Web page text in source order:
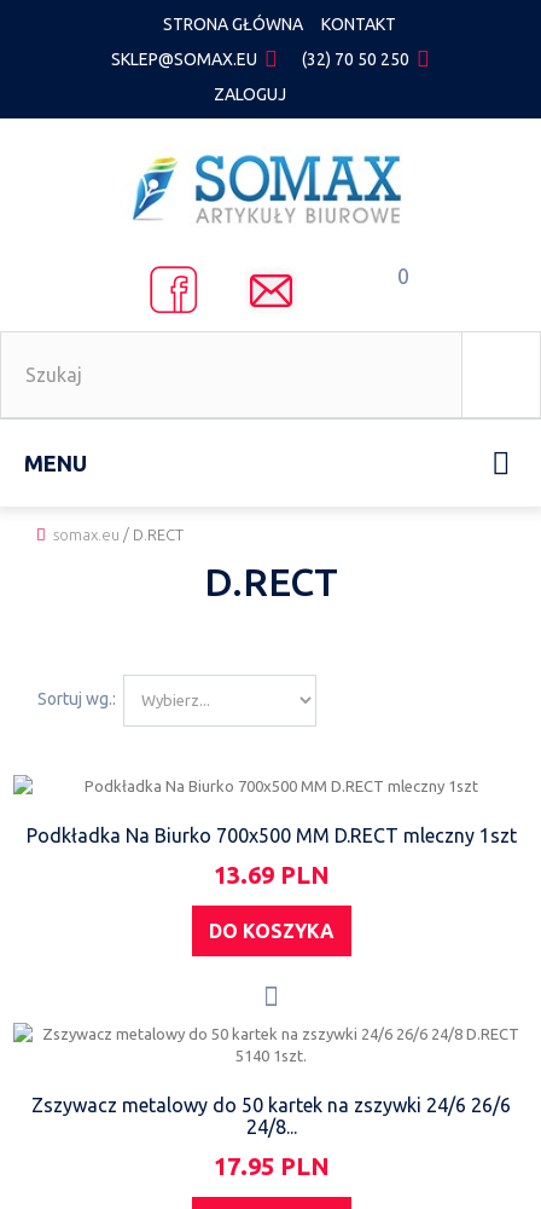
STRONA GŁÓWNA
KONTAKT
SKLEP@SOMAX.EU
(32) 70 50 250
ZALOGUJ
0
MENU
somax.eu / D.RECT
D.RECT
Sortuj wg.:
Podkładka Na Biurko 700x500 MM D.RECT mleczny 1szt
13.69 PLN
DO KOSZYKA
Zszywacz metalowy do 50 kartek na zszywki 24/6 26/6
24/8...
17.95 PLN